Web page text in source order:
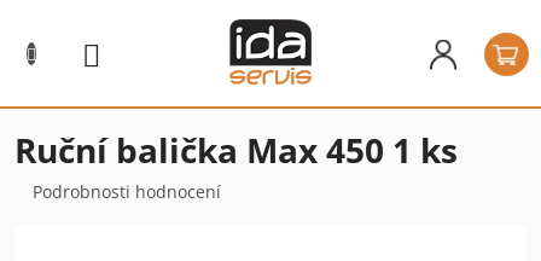
obsah
Ruční balička Max 450 1 ks
Průměrné
Podrobnosti hodnocení